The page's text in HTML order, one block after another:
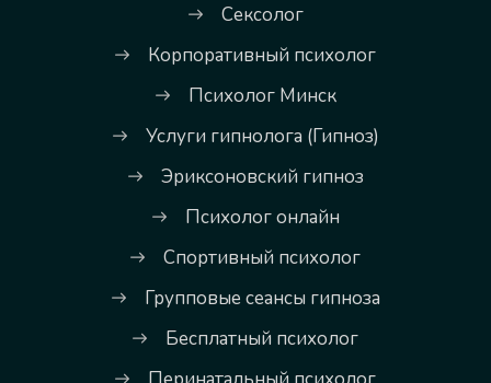
Сексолог
Корпоративный психолог
Психолог Минск
Услуги гипнолога (Гипноз)
Эриксоновский гипноз
Психолог онлайн
Спортивный психолог
Групповые сеансы гипноза
Бесплатный психолог